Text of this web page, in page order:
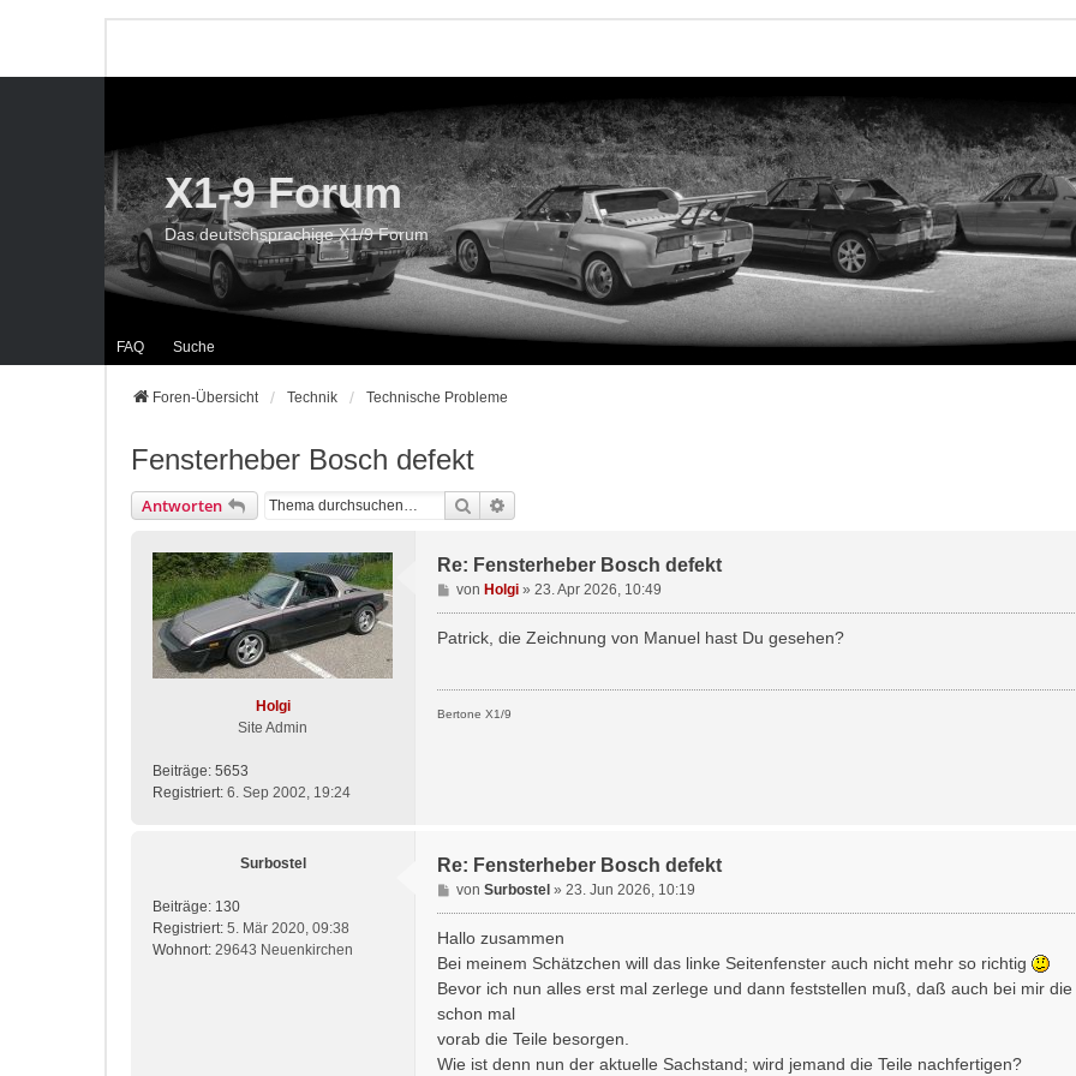
FAQ Suche
X1-9 Forum
Das deutschsprachige X1/9 Forum
Foren-Übersicht Technik Technische Probleme
Fensterheber Bosch defekt
Antworten Suche
Holgi
Site Admin
Beiträge: 5653
Registriert: 6. Sep 2002, 19:24
Re: Fensterheber Bosch defekt
B
e
i
g
von Holgi» 23. Apr 2026, 10:49
Patrick, die Zeichnung von Manuel hast Du gesehen?
Bertone X1/9
Surbostel
Beiträge: 130
Registriert: 5. Mär 2020, 09:38
Wohnort: 29643 Neuenkirchen
Re: Fensterheber Bosch defekt
B
e
i
a
g
von Surbostel » 23. Jun 2026, 10:19
Hallo zusammen
Bei meinem Schätzchen will das linke Seitenfenster auch nicht mehr so richtig
Bevor ich nun alles erst mal zerlege und dann feststellen muß, daß auch bei mir
schon mal
vorab die Teile besorgen.
Wie ist denn nun der aktuelle Sachstand; wird jemand die Teile nachfertigen?